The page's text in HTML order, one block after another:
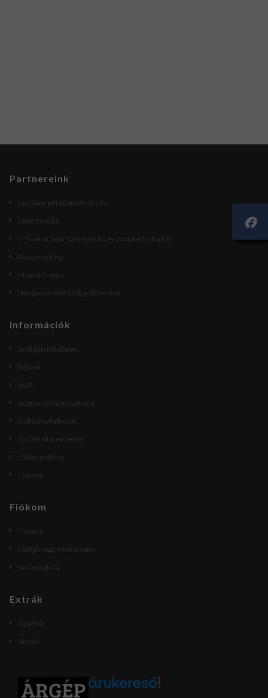
Partnereink
kecskemetirodatechnika.hu
Etikettem.hu
IT Pavilon Számítástechnika és Irodatechnika Kft.
Beszerzek.hu
Maped Creativ
Hungarian Web Linkgyűjtemény
Információk
Szállítási feltételek
Rólunk
ÁSZF
Adatvédelmi nyilatkozat
Elállási nyilatkozat
Online vitarendezés
Elállás indítása
Fiókom
Fiókom
Fiókom
Eddigi megrendeléseim
Kívánságlista
Extrák
Gyártók
Akciók